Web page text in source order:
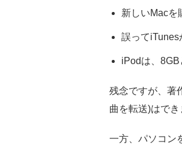
新しいMacを
誤ってiTunes
iPodは、
残念ですが、著
曲を転送)はでき
一方、パソコン